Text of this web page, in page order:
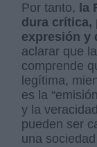
Por tanto,
la
dura crítica,
expresión y
aclarar que
comprende
legítima,
es la
y la
pueden ser
una